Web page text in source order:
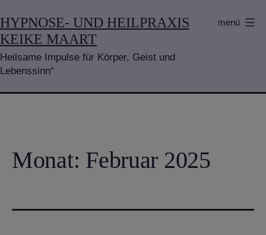
Inhalt
springen
HYPNOSE- UND HEILPRAXIS
KEIKE MAART
Heilsame Impulse für Körper, Geist und
Lebenssinn“
menü
Monat: Februar 2025